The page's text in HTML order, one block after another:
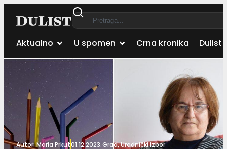
Aktualno U spomen Crna kronika Dulist
Autor:Maria Prkut01.12.2023.Grad,Urednički izbor